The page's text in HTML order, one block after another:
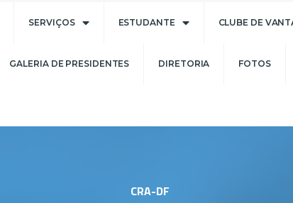
SERVIÇOS ESTUDANTE CLUBE DE
GALERIA DE PRESIDENTES DIRETORIA FOTOS
CRA-DF